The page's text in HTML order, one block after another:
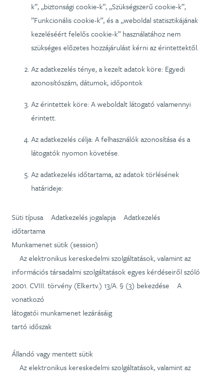
k”, „biztonsági cookie-k”, „Szükségszerű cookie-k”,
”Funkcionális cookie-k”, és a „weboldal statisztikájának
kezeléséért felelős cookie-k” használatához nem
szükséges előzetes hozzájárulást kérni az érintettektől.
Az adatkezelés ténye, a kezelt adatok köre: Egyedi
azonosítószám, dátumok, időpontok
Az érintettek köre: A weboldalt látogató valamennyi
érintett.
Az adatkezelés célja: A felhasználók azonosítása és a
látogatók nyomon követése.
Az adatkezelés időtartama, az adatok törlésének
határideje:
Süti típusa Adatkezelés jogalapja Adatkezelés
időtartama
Munkamenet sütik (session)
Az elektronikus kereskedelmi szolgáltatások, valamint az
információs társadalmi szolgáltatások egyes kérdéseiről szóló
2001. CVIII. törvény (Elkertv.) 13/A. § (3) bekezdése A
vonatkozó
látogatói munkamenet lezárásáig
tartó időszak
Állandó vagy mentett sütik
Az elektronikus kereskedelmi szolgáltatások, valamint az